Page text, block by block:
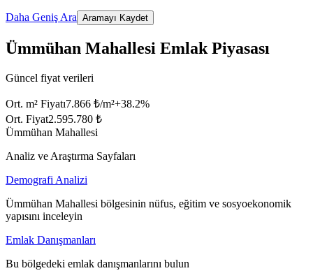
Daha Geniş Ara Aramayı Kaydet
Ümmühan Mahallesi Emlak Piyasası
Güncel fiyat verileri
Ort. m² Fiyatı7.866 ₺/m²+38.2%
Ort. Fiyat2.595.780 ₺
Ümmühan Mahallesi
Analiz ve Araştırma Sayfaları
Demografi Analizi
Ümmühan Mahallesi bölgesinin nüfus, eğitim ve sosyoekonomik
yapısını inceleyin
Emlak Danışmanları
Bu bölgedeki emlak danışmanlarını bulun